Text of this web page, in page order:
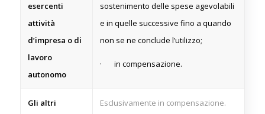
esercenti
attività
d’impresa o di
lavoro
autonomo
sostenimento delle spese agevolabili
e in quelle successive fino a quando
non se ne conclude l’utilizzo;
· in compensazione.
Gli altri
Esclusivamente in compensazione.